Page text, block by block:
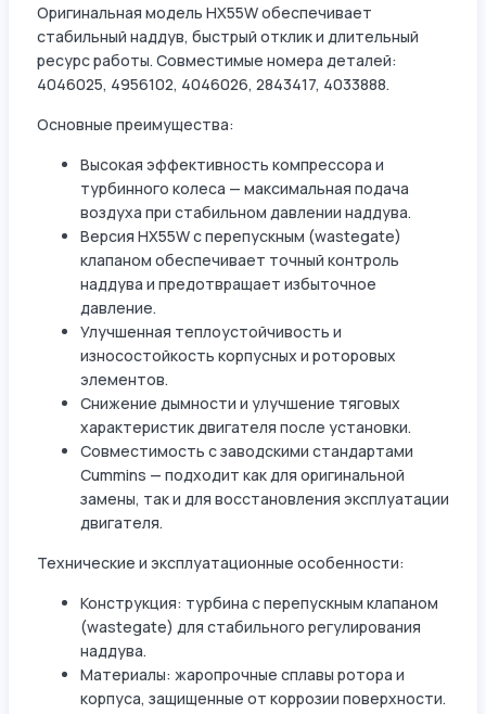
Оригинальная модель HX55W обеспечивает
стабильный наддув, быстрый отклик и длительный
ресурс работы. Совместимые номера деталей:
4046025, 4956102, 4046026, 2843417, 4033888.
Основные преимущества:
Высокая эффективность компрессора и
турбинного колеса — максимальная подача
воздуха при стабильном давлении наддува.
Версия HX55W с перепускным (wastegate)
клапаном обеспечивает точный контроль
наддува и предотвращает избыточное
давление.
Улучшенная теплоустойчивость и
износостойкость корпусных и роторовых
элементов.
Снижение дымности и улучшение тяговых
характеристик двигателя после установки.
Совместимость с заводскими стандартами
Cummins — подходит как для оригинальной
замены, так и для восстановления эксплуатации
двигателя.
Технические и эксплуатационные особенности:
Конструкция: турбина с перепускным клапаном
(wastegate) для стабильного регулирования
наддува.
Материалы: жаропрочные сплавы ротора и
корпуса, защищенные от коррозии поверхности.